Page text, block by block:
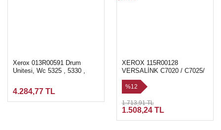
Xerox 013R00591 Drum
Unitesi, Wc 5325 , 5330 ,
4.284,77 TL
XEROX 115R00128
VERSALİNK C7020 / C7025/
C7030 C7125 C7130 C7120
R5 ATIK TONER KUTUSU
30.000 SAYFA
%12
1.713,91 TL
1.508,24 TL